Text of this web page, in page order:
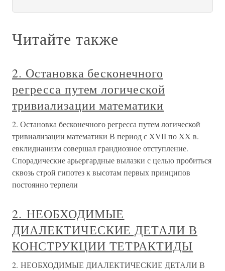
Читайте также
2. Остановка бесконечного
регресса путем логической
тривиализации математики
2. Остановка бесконечного регресса путем логической
тривиализации математики В период с XVII по XX в.
евклидианизм совершал грандиозное отступление.
Спорадические арьергардные вылазки с целью пробиться
сквозь строй гипотез к высотам первых принципов
постоянно терпели
2. НЕОБХОДИМЫЕ
ДИАЛЕКТИЧЕСКИЕ ДЕТАЛИ В
КОНСТРУКЦИИ ТЕТРАКТИДЫ
2. НЕОБХОДИМЫЕ ДИАЛЕКТИЧЕСКИЕ ДЕТАЛИ В